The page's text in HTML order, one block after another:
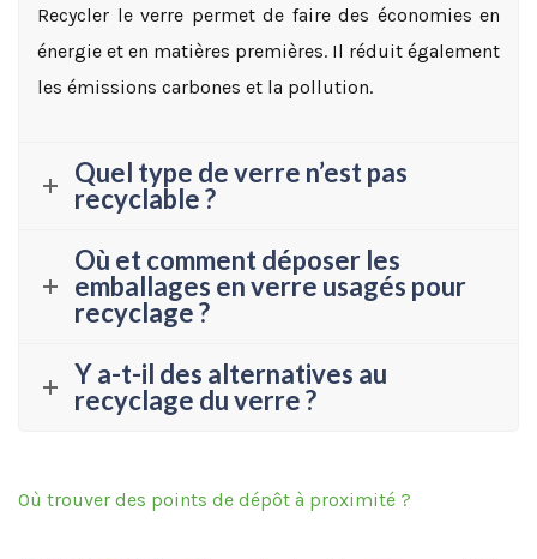
Recycler le verre permet de faire des économies en
énergie et en matières premières. Il réduit également
les émissions carbones et la pollution.
Quel type de verre n’est pas
recyclable ?
Où et comment déposer les
emballages en verre usagés pour
recyclage ?
Y a-t-il des alternatives au
recyclage du verre ?
Où trouver des points de dépôt à proximité ?